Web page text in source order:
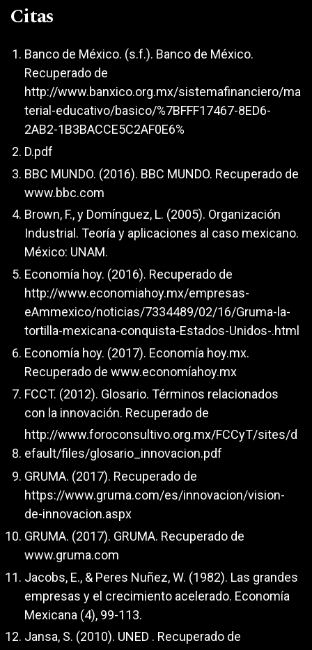
Citas
Banco de México. (s.f.). Banco de México.
Recuperado de
http://www.banxico.org.mx/sistemafinanciero/ma
terial-educativo/basico/%7BFFF17467-8ED6-
2AB2-1B3BACCE5C2AF0E6%
D.pdf
BBC MUNDO. (2016). BBC MUNDO. Recuperado de
www.bbc.com
Brown, F., y Domínguez, L. (2005). Organización
Industrial. Teoría y aplicaciones al caso mexicano.
México: UNAM.
Economía hoy. (2016). Recuperado de
http://www.economiahoy.mx/empresas-
eAmmexico/noticias/7334489/02/16/Gruma-la-
tortilla-mexicana-conquista-Estados-Unidos-.html
Economía hoy. (2017). Economía hoy.mx.
Recuperado de www.economíahoy.mx
FCCT. (2012). Glosario. Términos relacionados
con la innovación. Recuperado de
http://www.foroconsultivo.org.mx/FCCyT/sites/d
efault/files/glosario_innovacion.pdf
GRUMA. (2017). Recuperado de
https://www.gruma.com/es/innovacion/vision-
de-innovacion.aspx
GRUMA. (2017). GRUMA. Recuperado de
www.gruma.com
Jacobs, E., & Peres Nuñez, W. (1982). Las grandes
empresas y el crecimiento acelerado. Economía
Mexicana (4), 99-113.
Jansa, S. (2010). UNED . Recuperado de